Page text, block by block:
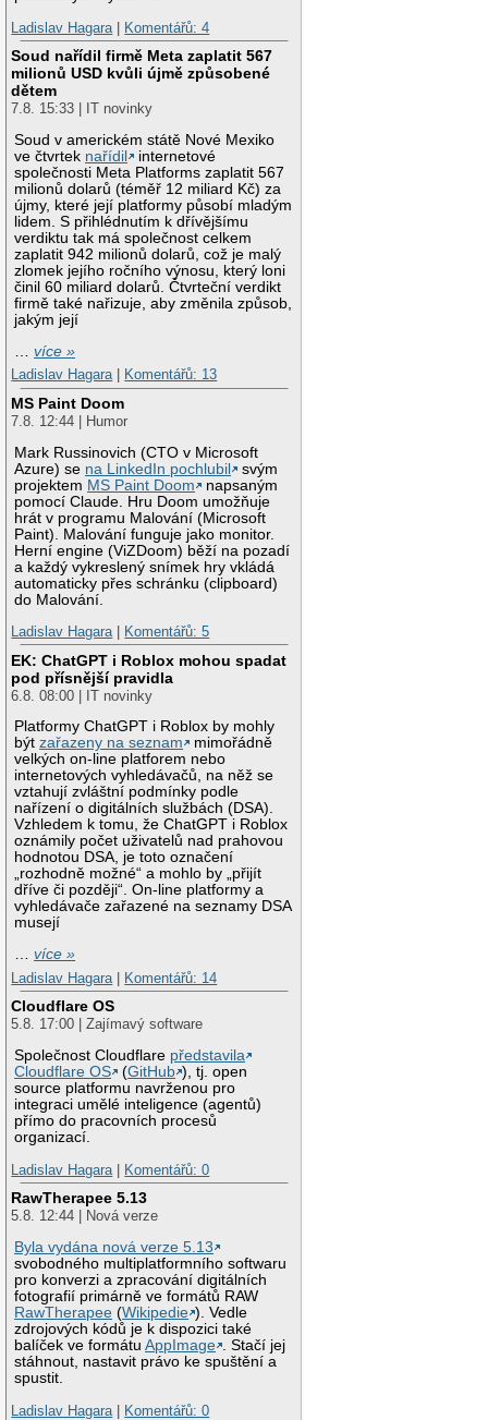
Ladislav Hagara
Komentářů: 4
Soud nařídil firmě Meta zaplatit 567
milionů USD kvůli újmě způsobené
dětem
7.8. 15:33 | IT novinky
Soud v americkém státě Nové Mexiko
ve čtvrtek nařídil
internetové
společnosti Meta Platforms zaplatit 567
milionů dolarů (téměř 12 miliard Kč) za
újmy, které její platformy působí mladým
lidem. S přihlédnutím k dřívějšímu
verdiktu tak má společnost celkem
zaplatit 942 milionů dolarů, což je malý
zlomek jejího ročního výnosu, který loni
činil 60 miliard dolarů. Čtvrteční verdikt
firmě také nařizuje, aby změnila způsob,
jakým její
…více »
Ladislav Hagara| Komentářů: 13
MS Paint Doom
7.8. 12:44 | Humor
Mark Russinovich (CTO v Microsoft
Azure) se na LinkedIn pochlubil
svým
projektem MS Paint Doom
napsaným
pomocí Claude. Hru Doom umožňuje
hrát v programu Malování (Microsoft
Paint). Malování funguje jako monitor.
Herní engine (ViZDoom) běží na pozadí
a každý vykreslený snímek hry vkládá
automaticky přes schránku (clipboard)
do Malování.
Ladislav Hagara| Komentářů: 5
EK: ChatGPT i Roblox mohou spadat
pod přísnější pravidla
6.8. 08:00 | IT novinky
Platformy ChatGPT i Roblox by mohly
býtzařazeny na seznam
mimořádně
velkých on-line platforem nebo
internetových vyhledávačů, na něž se
vztahují zvláštní podmínky podle
nařízení o digitálních službách (DSA).
Vzhledem k tomu, že ChatGPT i Roblox
oznámily počet uživatelů nad prahovou
hodnotou DSA, je toto označení
„rozhodně možné“ a mohlo by „přijít
dříve či později“. On-line platformy a
vyhledávače zařazené na seznamy DSA
musejí
…více »
Ladislav Hagara | Komentářů: 14
Cloudflare OS
5.8. 17:00 | Zajímavý software
Společnost Cloudflare představila
Cloudflare OS
(GitHub ), tj. open
source platformu navrženou pro
integraci umělé inteligence (agentů)
přímo do pracovních procesů
organizací.
Ladislav Hagara | Komentářů: 0
RawTherapee 5.13
5.8. 12:44 | Nová verze
Byla vydána nová verze 5.13
svobodného multiplatformního softwaru
pro konverzi a zpracování digitálních
fotografií primárně ve formátů RAW
RawTherapee (Wikipedie ). Vedle
zdrojových kódů je k dispozici také
balíček ve formátuAppImage
. Stačí jej
stáhnout, nastavit právo ke spuštění a
spustit.
Ladislav Hagara | Komentářů: 0